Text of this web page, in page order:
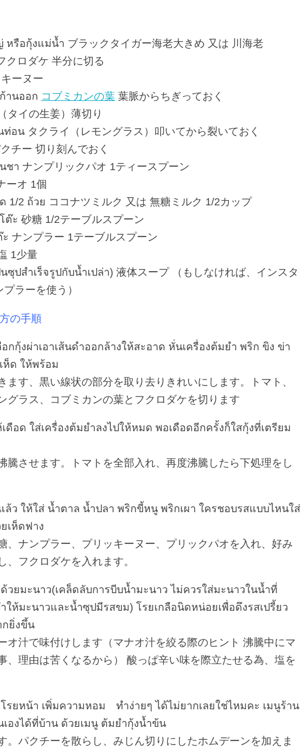
หรือกุ้งแม่น้ำ ブラックタイガー海老大きめ 又は 川海老
クロダケ 半分に切る
ーヌー
านออก コブミカンの葉 葉脈からちぎっておく
タイの生姜）薄切り
อน タクライ（レモングラス）叩いてから裂いておく
チー 切り刻んでおく
ชา ナンプリックパオ 1ティースプーン
ーオ 1個
1/2 ถ้วย ココナツミルク 又は 無糖ミルク 1/2カップ
ะ 砂糖 1/2テーブルスプーン
ナンプラー 1テーブルスプーン
1少量
ซุปสำเร็จรูปกับน้ำเปล่า) 液体スープ （もしなければ、インスタ
ラーを使う）
の手順
กกุ้งผ่าเอาเส้นดำออกล้างให้สะอาด หั่นเครื่องต้มยำ พริก ขิง ข่า
ห็ด ให้พร้อม
ます、黒い線状の部分を取り去りきれいにします。トマト、
グラス、コブミカンの葉とフクロダケを切ります
ดือด ใส่เครื่องต้มยำลงไปให้หมด พอเดือดอีกครั้งก็ใสกุ้งที่เตรียม
騰させます。トマトを全部入れ、再度沸騰したら下処理をし
ล้ว ให้ใส่ น้ำตาล น้ำปลา พริกขี้หนู พริกเผา ใครชอบรสแบบไหนใส่
เห็ดฟาง
、ナンプラー、プリッキーヌー、プリックパオを入れ、好み
、フクロダケを入れます。
วยมะนาว(เคล็ดลับการบีบน้ำมะนาว ไม่ควรใส่มะนาวในน้ำที่
ให้มะนาวและน้ำซุปมีรสขม) โรยเกลือนิดหน่อยเพื่อดึงรสเปรี้ยว
กยิ่งขึ้น
オ汁で味付けします（マナオ汁を絞る際のヒント 沸騰中にマ
、理由は苦くなるから） 酸っぱ辛い味を際立たせる為、塩を
รยหน้า เพิ่มความหอม ทำง่ายๆ ได้ไม่ยากเลยใช่ไหมคะ เมนูร้าน
องได้ที่บ้าน ด้วยเมนู ต้มยำกุ้งน้ำข้น
。パクチーを散らし、みじん切りにしたホムデーンを加えま